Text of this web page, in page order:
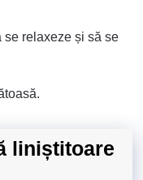
se relaxeze și să se
liniștitoare